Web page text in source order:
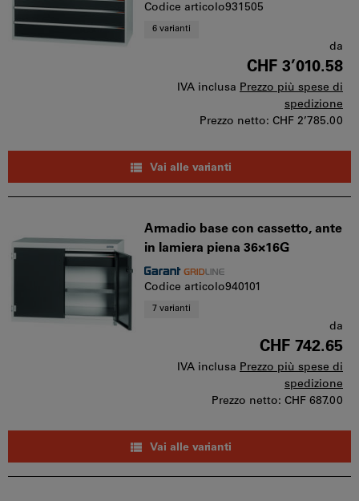
Codice articolo931505
6 varianti
da
CHF 3’010.58
IVA inclusa Prezzo più spese di
spedizione
Prezzo netto: CHF 2’785.00
Vai alle varianti
Armadio base con cassetto, ante
in lamiera piena 36×16G
Codice articolo940101
7 varianti
da
CHF 742.65
IVA inclusa Prezzo più spese di
spedizione
Prezzo netto: CHF 687.00
Vai alle varianti